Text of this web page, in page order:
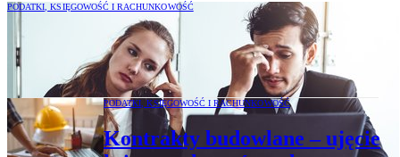
PODATKI, KSIĘGOWOŚĆ I RACHUNKOWOŚĆ
Modele prognozowania upadłości
przedsiębiorstw
PODATKI, KSIĘGOWOŚĆ I RACHUNKOWOŚĆ
Kontrakty budowlane – ujęcie